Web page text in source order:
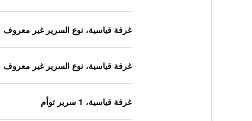
غرفة قياسية، نوع السرير غير معروف
غرفة قياسية، نوع السرير غير معروف
غرفة قياسية، 1 سرير توأم